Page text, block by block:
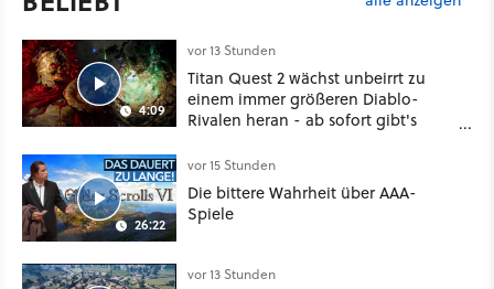
4:09
vor 13 Stunden
Titan Quest 2 wächst unbeirrt zu
einem immer größeren Diablo-
Rivalen heran - ab sofort gibt's
Klasse
26:22
vor 15 Stunden
Die bittere Wahrheit über AAA-
Spiele
vor 13 Stunden